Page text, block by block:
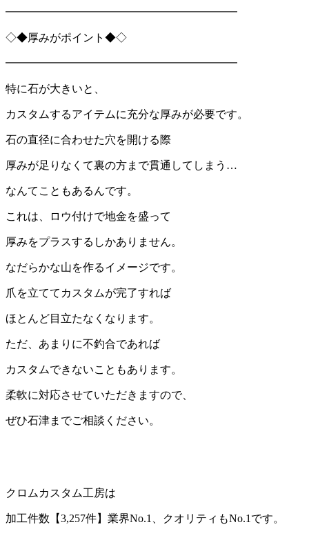
━━━━━━━━━━━━━━━━━━━━━
◇◆厚みがポイント◆◇
━━━━━━━━━━━━━━━━━━━━━
特に石が大きいと、
カスタムするアイテムに充分な厚みが必要です。
石の直径に合わせた穴を開ける際
厚みが足りなくて裏の方まで貫通してしまう…
なんてこともあるんです。
これは、ロウ付けで地金を盛って
厚みをプラスするしかありません。
なだらかな山を作るイメージです。
爪を立ててカスタムが完了すれば
ほとんど目立たなくなります。
ただ、あまりに不釣合であれば
カスタムできないこともあります。
柔軟に対応させていただきますので、
ぜひ石津までご相談ください。
クロムカスタム工房は
加工件数【3,257件】業界No.1 、クオリティもNo.1 です。